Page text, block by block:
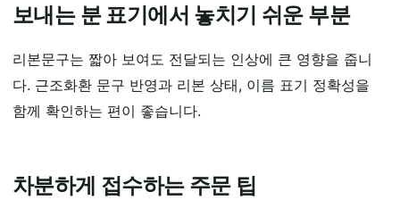
보내는 분 표기에서 놓치기 쉬운 부분
리본문구는 짧아 보여도 전달되는 인상에 큰 영향을 줍니
다. 근조화환 문구 반영과 리본 상태, 이름 표기 정확성을
함께 확인하는 편이 좋습니다.
차분하게 접수하는 주문 팁